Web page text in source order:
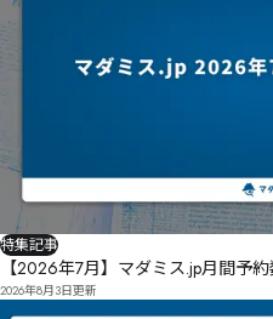
拣抸揬㈮㇔㈲㈐㈤㉘㈽僘鈣㈜碿毫㉥鈨揥㈽㈤
㈻㉺㉠叭訴㉁帇㉡㈼㈆㉢吁㉇㊈㉦㉨㉆㉘㉡㉦㉪
礔忺㊠㉿㉱㊊㉭㊍㊮餈根惍㉴鴁㉮礙汅㊍㊖扌㉶
㊔㊴㊏㊺㊘㊸㉑
祉怯㊟甃儏㊶㊿帷㊰㋀囎栕㋈慳㊬叅㋭㋭㋑㋓㋌
㋬㋨㌋㋪㋅㊄嗆蛍㋳篮㌉噞㌒㋴㋜㌘㋽㋸㌘㋺㋕㌀
嚢嗪芝㋮㌭㋧㊨傝㋩吊㋫榡翤踓赺㌌后垈㌖哶㌑
秷科㎠㎈㎕㎥㍌秗悽㍉凬錷㍒秓泿錻擸㍡㍘錾縷
憪秽惣㍵㎇㍷斟米㍘㍏㎙㍷㍔㍗㍥㍻⌺ȴ ㍴㍯㍿冦
旃粗㐛㐭㐝㍾㎽跢㎵圍㏄㎣㎅㎞㎛㎔㌿稷愝抺㎰
㏙圱㏨㏨㎩㏈㎦㎬㏉岊㎱㎴㐶㑐㑛㐢㎶屴㏻㏐㏔
㐒㎊
特集記事
【2026年7月】マダミス.jp月間予
2026年8月3日更新